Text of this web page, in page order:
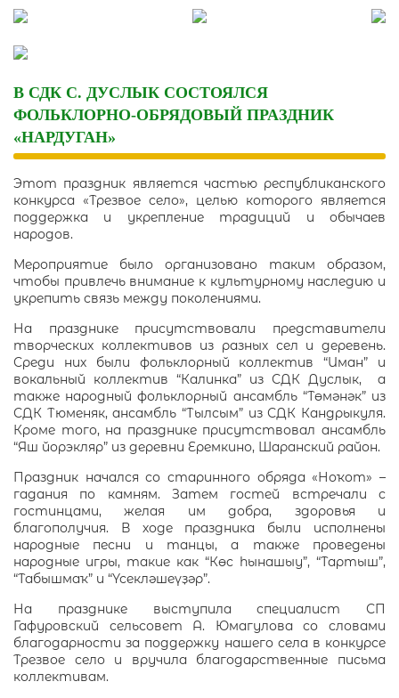
Skip
content
В СДК С. ДУСЛЫК СОСТОЯЛСЯ
ФОЛЬКЛОРНО-ОБРЯДОВЫЙ ПРАЗДНИК
«НАРДУГАН»
Этот праздник является частью республиканского
конкурса «Трезвое село», целью которого является
поддержка и укрепление традиций и обычаев
народов.
Мероприятие было организовано таким образом,
чтобы привлечь внимание к культурному наследию и
укрепить связь между поколениями.
На празднике присутствовали представители
творческих коллективов из разных сел и деревень.
Среди них были фольклорный коллектив “Иман” и
вокальный коллектив “Калинка” из СДК Дуслык, а
также народный фольклорный ансамбль “Төмәнәк” из
СДК Тюменяк, ансамбль “Тылсым” из СДК Кандрыкуля.
Кроме того, на празднике присутствовал ансамбль
“Яш йорэкляр” из деревни Еремкино, Шаранский район.
Праздник начался со старинного обряда «Ноҡот» –
гадания по камням. Затем гостей встречали с
гостинцами, желая им добра, здоровья и
благополучия. В ходе праздника были исполнены
народные песни и танцы, а также проведены
народные игры, такие как “Көс һынашыу”, “Тартыш”,
“Табышмаҡ” и “Үсекләшеүҙәр”.
На празднике выступила специалист СП
Гафуровский сельсовет А. Юмагулова со словами
благодарности за поддержку нашего села в конкурсе
Трезвое село и вручила благодарственные письма
коллективам.